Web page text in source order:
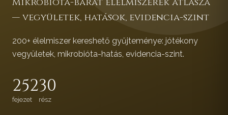
— vegyületek, hatások, evidencia-szint
200+ élelmiszer kereshető gyűjteménye: jótékony
vegyületek, mikrobióta-hatás, evidencia-szint.
252
fejezet
30
rész